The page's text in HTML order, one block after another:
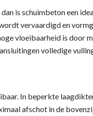
is schuimbeton een
vervaardigd en
vloeibaarheid is door
volledige
In beperkte
afschot in de